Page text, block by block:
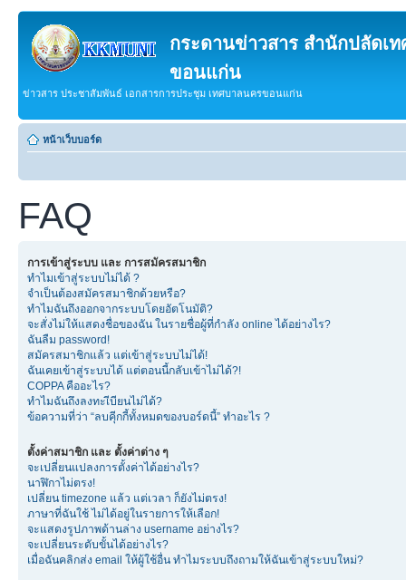
กระดานข่าวสาร สำนักปลัดเ
ขอนแก่น
ข่าวสาร ประชาสัมพันธ์ เอกสารการประชุม เทศบาลนครขอนแก่น
หน้าเว็บบอร์ด
FAQ
การเข้าสู่ระบบ และ การสมัครสมาชิก
ทำไมเข้าสู่ระบบไม่ได้ ?
จำเป็นต้องสมัครสมาชิกด้วยหรือ?
ทำไมฉันถึงออกจากระบบโดยอัตโนมัติ?
จะสั่งไม่ให้แสดงชื่อของฉัน ในรายชื่อผู้ที่กำลัง online ได้อย่างไร?
ฉันลืม password!
สมัครสมาชิกแล้ว แต่เข้าสู่ระบบไม่ได้!
ฉันเคยเข้าสู่ระบบได้ แต่ตอนนี้กลับเข้าไม่ได้?!
COPPA คืออะไร?
ทำไมฉันถึงลงทะเีบียนไม่ได้?
ข้อความที่ว่า “ลบคุีกกี้ทั้งหมดของบอร์ดนี้” ทำอะไร ?
ตั้งค่าสมาชิก และ ตั้งค่าต่าง ๆ
จะเปลี่ยนแปลงการตั้งค่าได้อย่างไร?
นาฬิกาไม่ตรง!
เปลี่ยน timezone แล้ว แต่เวลา ก็ยังไม่ตรง!
ภาษาที่ฉันใช้ ไม่ได้อยู่ในรายการให้เลือก!
จะแสดงรูปภาพด้านล่าง username อย่างไร?
จะเปลี่ยนระดับขั้นได้อย่างไร?
เมื่อฉันคลิกส่ง email ให้ผู้ใช้อื่น ทำไมระบบถึงถามให้ฉันเข้าสู่ระบบใหม่?